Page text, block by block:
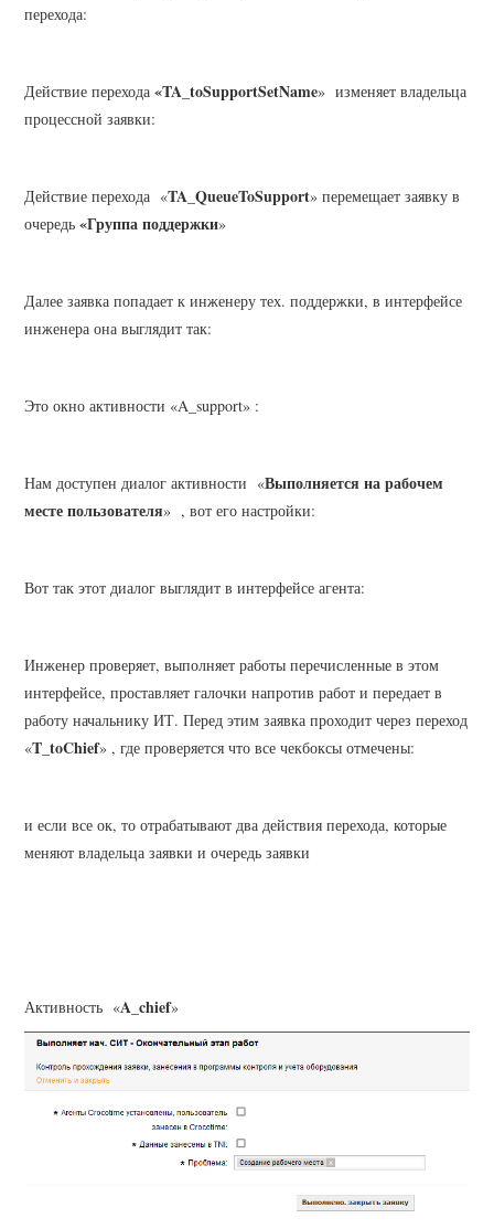
перехода:
Действие перехода«TA_toSupportSetName» изменяет владельца
процессной заявки:
Действие перехода «TA_QueueToSupport» перемещает заявку в
очередь«Группа поддержки»
Далее заявка попадает к инженеру тех. поддержки, в интерфейсе
инженера она выглядит так:
Это окно активности «A_support» :
Нам доступен диалог активности «Выполняется на рабочем
месте пользователя» , вот его настройки:
Вот так этот диалог выглядит в интерфейсе агента:
Инженер проверяет, выполняет работы перечисленные в этом
интерфейсе, проставляет галочки напротив работ и передает в
работу начальнику ИТ. Перед этим заявка проходит через переход
«T_toChief» , где проверяется что все чекбоксы отмечены:
и если все ок, то отрабатывают два действия перехода, которые
меняют владельца заявки и очередь заявки
Активность «A_chief»